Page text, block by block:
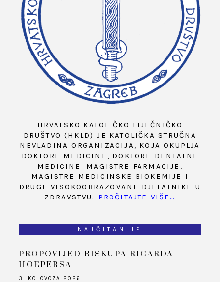
HRVATSKO KATOLIČKO LIJEČNIČKO
DRUŠTVO (HKLD) JE KATOLIČKA STRUČNA
NEVLADINA ORGANIZACIJA, KOJA OKUPLJA
DOKTORE MEDICINE, DOKTORE DENTALNE
MEDICINE, MAGISTRE FARMACIJE,
MAGISTRE MEDICINSKE BIOKEMIJE I
DRUGE VISOKOOBRAZOVANE DJELATNIKE U
ZDRAVSTVU. PROČITAJTE VIŠE…
NAJČITANIJE
PROPOVIJED BISKUPA RICARDA
HOEPERSA
3. KOLOVOZA 2026.